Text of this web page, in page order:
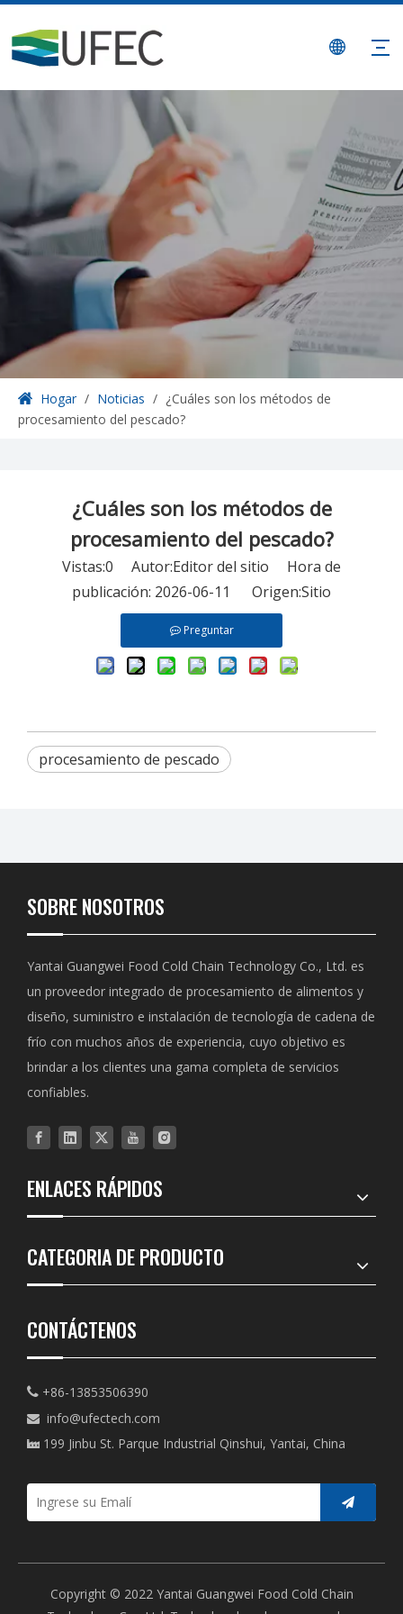
Hogar / Noticias / ¿Cuáles son los métodos de
procesamiento del pescado?
¿Cuáles son los métodos de
procesamiento del pescado?
Vistas:0 Autor:Editor del sitio Hora de
publicación: 2026-06-11 Origen:Sitio
Preguntar
procesamiento de pescado
SOBRE NOSOTROS
Yantai Guangwei Food Cold Chain Technology Co., Ltd. es
un proveedor integrado de procesamiento de alimentos y
diseño, suministro e instalación de tecnología de cadena de
frío con muchos años de experiencia, cuyo objetivo es
brindar a los clientes una gama completa de servicios
confiables.
ENLACES RÁPIDOS
CATEGORIA DE PRODUCTO
CONTÁCTENOS
 +86-13853506390
 info@ufectech.com
 199 Jinbu St. Parque Industrial Qinshui, Yantai, China
Copyright © 2022 Yantai Guangwei Food Cold Chain